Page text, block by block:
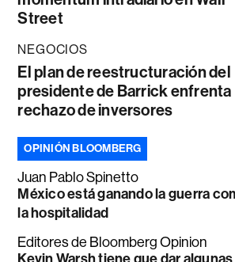
Street
NEGOCIOS
El plan de reestructuración del
presidente de Barrick enfrenta
rechazo de inversores
OPINIÓN BLOOMBERG
Juan Pablo Spinetto
México está ganando la guerra
la hospitalidad
Editores de Bloomberg Opinion